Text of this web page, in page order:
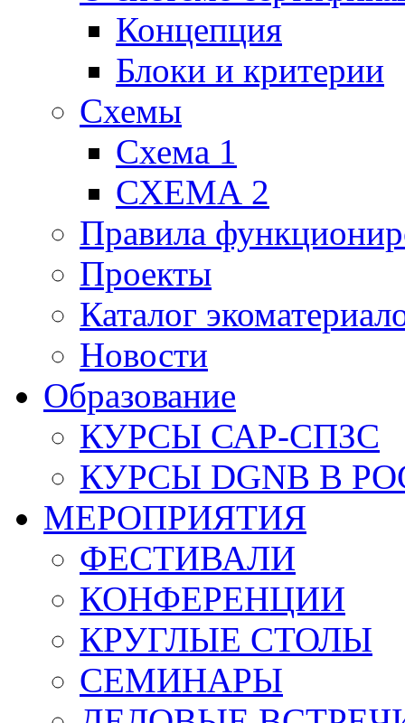
Концепция
Блоки и критерии
Схемы
Схема 1
СХЕМА 2
Правила
Проекты
Каталог
Новости
Образование
КУРСЫ САР-СПЗС
КУРСЫ DGNB В
МЕРОПРИЯТИЯ
ФЕСТИВАЛИ
КОНФЕРЕНЦИИ
КРУГЛЫЕ СТОЛЫ
СЕМИНАРЫ